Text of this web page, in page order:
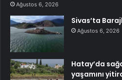
Ağustos 6, 2026
Sivas’ta
Ağustos 6, 2026
Hatay’da
yaşamını